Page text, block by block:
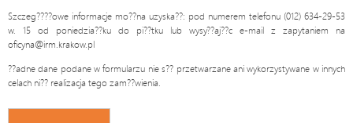
Szczeg????owe informacje mo??na uzyska??: pod numerem telefonu (012) 634-29-53
w. 15 od poniedzia??ku do pi??tku lub wysy??aj??c e-mail z zapytaniem na
oficyna@irm.krakow.pl
??adne dane podane w formularzu nie s?? przetwarzane ani wykorzystywane w innych
celach ni?? realizacja tego zam??wienia.